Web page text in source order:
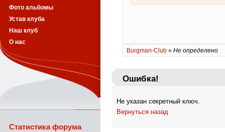
Burgman-Club » Не определено
Ошибка!
Не указан секретный ключ.
Вернуться назад
Фото альбомы
Устав клуба
Наш клуб
О нас
Статистика форума